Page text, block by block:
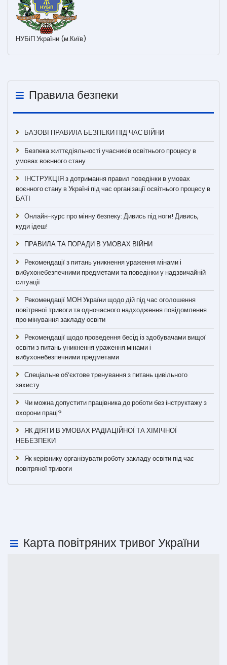
НУБіП України (м.Київ)
Правила безпеки
БАЗОВІ ПРАВИЛА БЕЗПЕКИ ПІД ЧАС ВІЙНИ
Безпека життєдіяльності учасників освітнього процесу в
умовах воєнного стану
ІНСТРУКЦІЯ з дотримання правил поведінки в умовах
воєнного стану в Україні під час організації освітнього процесу в
БАТІ
Онлайн-курс про мінну безпеку: Дивись під ноги! Дивись,
куди ідеш!
ПРАВИЛА ТА ПОРАДИ В УМОВАХ ВІЙНИ
Рекомендації з питань уникнення ураження мінами і
вибухонебезпечними предметами та поведінки у надзвичайній
ситуації
Рекомендації МОН України щодо дій під час оголошення
повітряної тривоги та одночасного надходження повідомлення
про мінування закладу освіти
Рекомендації щодо проведення бесід із здобувачами вищої
освіти з питань уникнення ураження мінами і
вибухонебезпечними предметами
Спеціальне об’єктове тренування з питань цивільного
захисту
Чи можна допустити працівника до роботи без інструктажу з
охорони праці?
ЯК ДІЯТИ В УМОВАХ РАДІАЦІЙНОЇ ТА ХІМІЧНОЇ
НЕБЕЗПЕКИ
Як керівнику організувати роботу закладу освіти під час
повітряної тривоги
Карта повітряних тривог України